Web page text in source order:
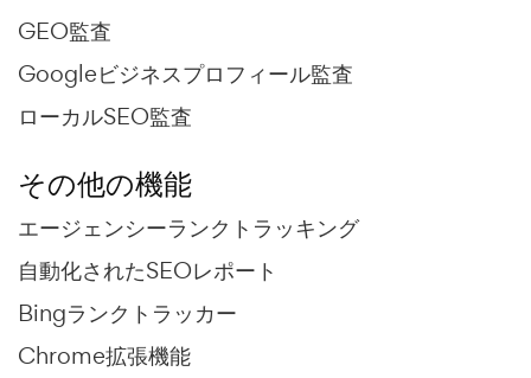
GEO監査
Googleビジネスプロフィール監査
ローカルSEO監査
その他の機能
エージェンシーランクトラッキング
自動化されたSEOレポート
Bingランクトラッカー
Chrome拡張機能